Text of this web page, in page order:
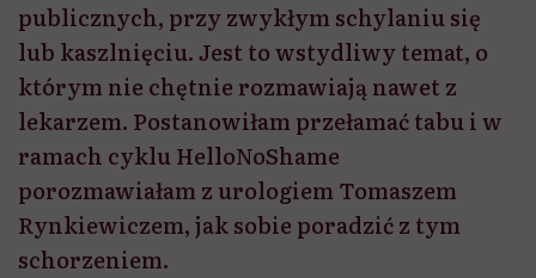
publicznych, przy zwykłym schylaniu się
lub kaszlnięciu. Jest to wstydliwy temat, o
którym nie chętnie rozmawiają nawet z
lekarzem. Postanowiłam przełamać tabu i w
ramach cyklu HelloNoShame
porozmawiałam z urologiem Tomaszem
Rynkiewiczem, jak sobie poradzić z tym
schorzeniem.